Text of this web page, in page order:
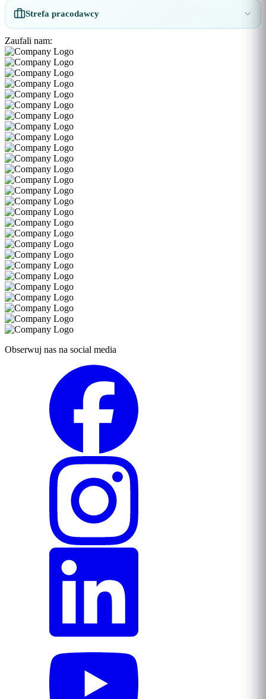
Strefa pracodawcy
Zaufali nam:
Obserwuj nas na social media